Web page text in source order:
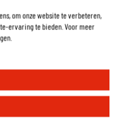
om onze website te verbeteren,
ervaring te bieden. Voor meer